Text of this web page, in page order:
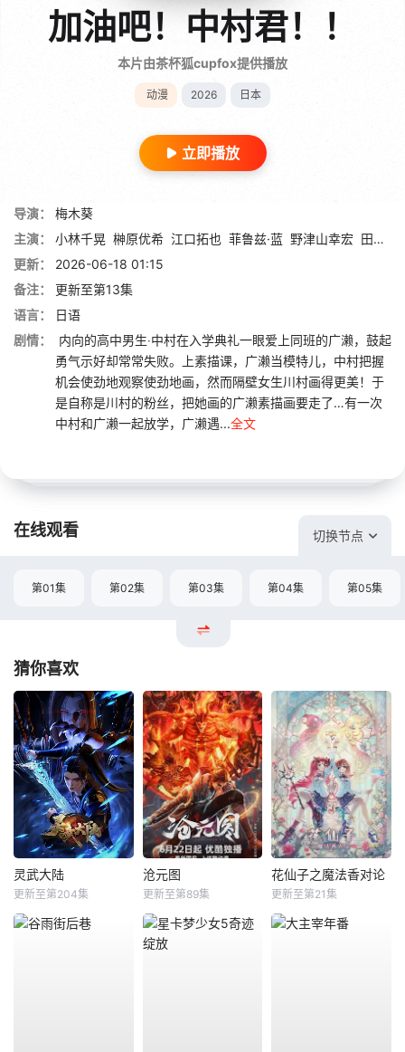
加油吧！中村君！！
本片由茶杯狐cupfox提供播放
动漫 2026 日本
立即播放
导演：
梅木葵
主演：
小林千晃 榊原优希 江口拓也 菲鲁兹·蓝 野津山幸宏 田丸笃志
更新：
2026-06-18 01:15
备注：
更新至第13集
语言：
日语
剧情：
内向的高中男生‧中村在入学典礼一眼爱上同班的广濑，鼓起
勇气示好却常常失败。上素描课，广濑当模特儿，中村把握
机会使劲地观察使劲地画，然而隔壁女生川村画得更美！于
是自称是川村的粉丝，把她画的广濑素描画要走了…有一次
中村和广濑一起放学，广濑遇...全文
在线观看 切换节点
第01集 第02集 第03集 第04集 第05集
猜你喜欢
灵武大陆
更新至第204集
沧元图
更新至第89集
花仙子之魔法香对论
更新至第21集